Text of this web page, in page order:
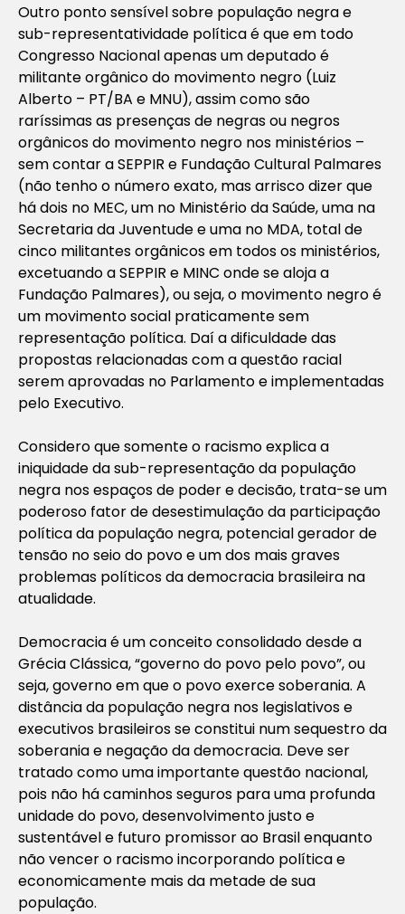
Outro ponto sensível sobre população negra e
sub-representatividade política é que em todo
Congresso Nacional apenas um deputado é
militante orgânico do movimento negro (Luiz
Alberto – PT/BA e MNU), assim como são
raríssimas as presenças de negras ou negros
orgânicos do movimento negro nos ministérios –
sem contar a SEPPIR e Fundação Cultural Palmares
(não tenho o número exato, mas arrisco dizer que
há dois no MEC, um no Ministério da Saúde, uma na
Secretaria da Juventude e uma no MDA, total de
cinco militantes orgânicos em todos os ministérios,
excetuando a SEPPIR e MINC onde se aloja a
Fundação Palmares), ou seja, o movimento negro é
um movimento social praticamente sem
representação política. Daí a dificuldade das
propostas relacionadas com a questão racial
serem aprovadas no Parlamento e implementadas
pelo Executivo.
Considero que somente o racismo explica a
iniquidade da sub-representação da população
negra nos espaços de poder e decisão, trata-se um
poderoso fator de desestimulação da participação
política da população negra, potencial gerador de
tensão no seio do povo e um dos mais graves
problemas políticos da democracia brasileira na
atualidade.
Democracia é um conceito consolidado desde a
Grécia Clássica, “governo do povo pelo povo”, ou
seja, governo em que o povo exerce soberania. A
distância da população negra nos legislativos e
executivos brasileiros se constitui num sequestro da
soberania e negação da democracia. Deve ser
tratado como uma importante questão nacional,
pois não há caminhos seguros para uma profunda
unidade do povo, desenvolvimento justo e
sustentável e futuro promissor ao Brasil enquanto
não vencer o racismo incorporando política e
economicamente mais da metade de sua
população.